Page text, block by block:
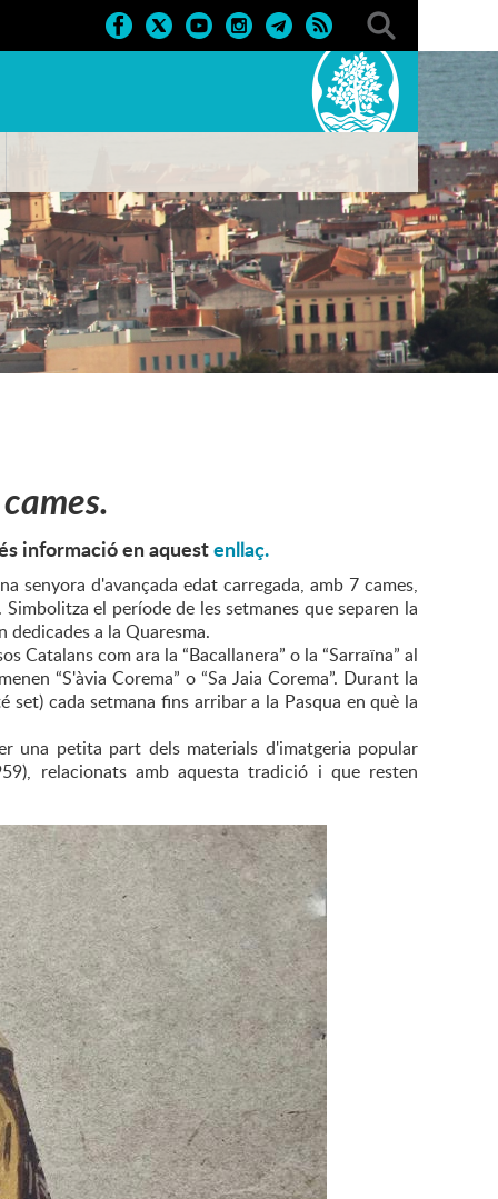
informació en aquestenllaç.
senyora d'avançada edat carregada, amb 7 cames,
el període de les setmanes que separen la
dedicades a la Quaresma.
Catalans com ara la “Bacallanera” o la “Sarraïna” al
“S'àvia Corema” o “Sa Jaia Corema”. Durant la
cada setmana fins arribar a la Pasqua en què la
una petita part dels materials d'imatgeria popular
relacionats amb aquesta tradició i que resten